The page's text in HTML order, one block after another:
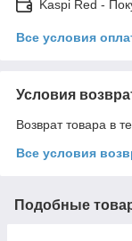
Kaspi Red -
Все условия
Условия
Возврат товара в
Все условия
Подобные